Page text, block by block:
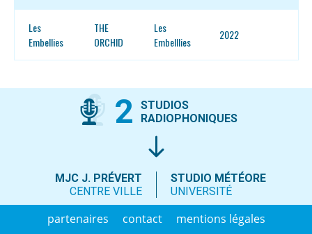
Les
Embellies
THE
ORCHID
Les
Embelllies
2022
2
STUDIOS
RADIOPHONIQUES
MJC J. PRÉVERT
CENTRE VILLE
STUDIO MÉTÉORE
UNIVERSITÉ
partenaires contact
mentions légales